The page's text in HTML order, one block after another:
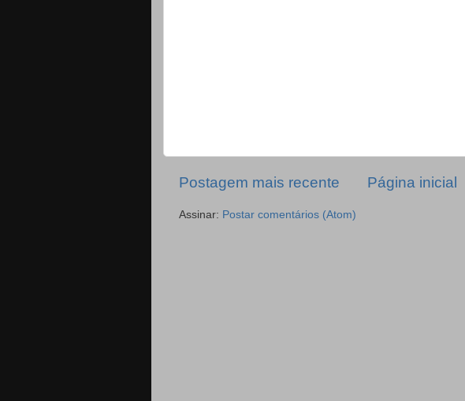
Postagem mais recente Página inicial
Assinar: Postar comentários (Atom)